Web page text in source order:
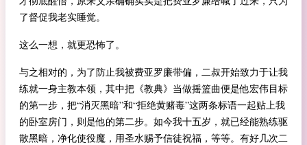
了督促我老实睡觉。
这么一想，就更恐怖了。
与之相对的，为了防止我被费亚罗廉带偏，二叔开始致力于让我
练就一身主教本领，其中把《教典》当做摇篮曲便是他宏伟目标
的第一步，把“消灭黑暗”和“拒绝黄赌毒”这两条标语一起贴上我
的卧室房门，则是他的第二步。如今我十五岁，就已经能熟练驱
散黑暗，净化使役魔，用圣水赐予信徒祝福，等等。有好几次二